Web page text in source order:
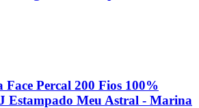
Percal 200 Fios 100%
Estampado Meu Astral - Marina